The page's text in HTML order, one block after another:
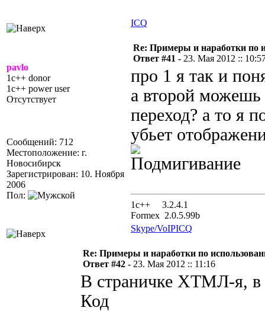
ICQ
pavlo
1c++ donor
1c++ power user
Отсутствует
Сообщений: 712
Местоположение: г.
Новосибирск
Зарегистрирован: 10. Ноября
2006
Пол:
Re: Примеры и наработки по
Ответ #41 - 23. Мая 2012 ::
про 1 я так и
а второй можешь
переход? а то я
убьет
1с++ 3.2.4.1
Formex 2.0.5.99b
Skype/VoIPICQ
Re: Примеры и наработки по
Ответ #42 - 23. Мая 2012 :: 11:16
В страничке ХТМЛ-я, в
Код